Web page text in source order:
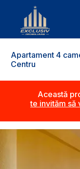
Apartament 4
Centru
Această
te invităm să